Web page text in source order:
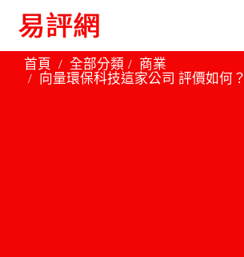
首頁 全部分類
商業
向量環保科技這家公司 評價如何？